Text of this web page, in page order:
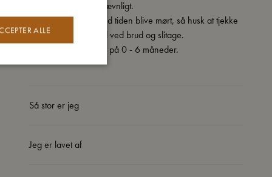
og gør det derefter jævnligt.
Suttehovedet kan med tiden blive mørt, så husk at tjekke
sutten og skift den ud ved brud og slitage.
Sutten passer til børn på 0 - 6 måneder.
Så stor er jeg
Jeg er lavet af
ALLE